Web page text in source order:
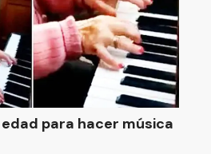
No hay límite de edad para hacer música